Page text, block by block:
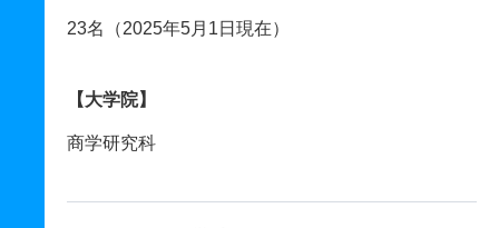
23名（2025年5月1日現在）
【大学院】
商学研究科